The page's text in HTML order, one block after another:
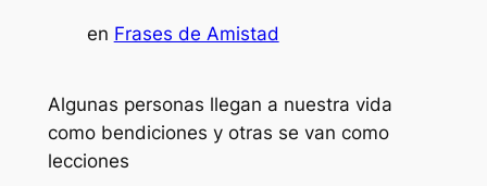
en Frases de Amistad
Algunas personas llegan a nuestra vida
como bendiciones y otras se van como
lecciones